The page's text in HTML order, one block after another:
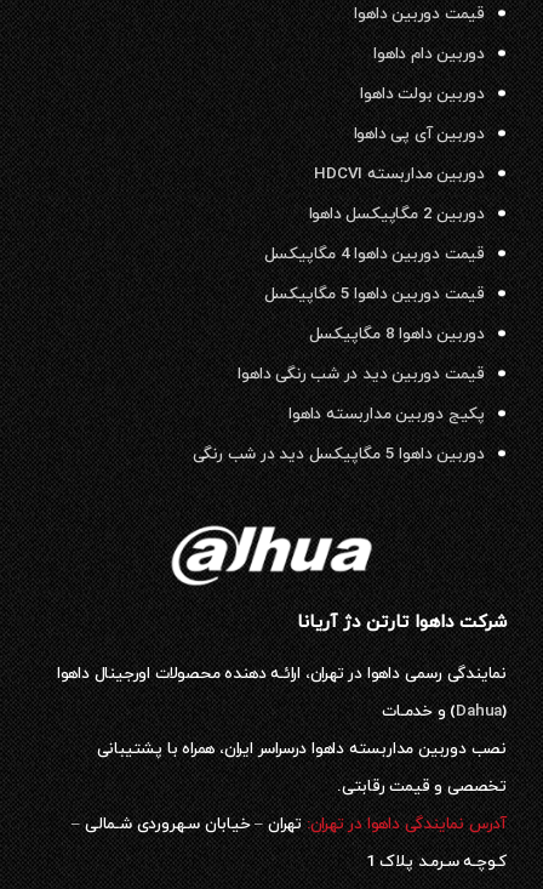
قیمت دوربین داهوا
دوربین دام داهوا
دوربین بولت داهوا
دوربین آی پی داهوا
دوربین مداربسته HDCVI
دوربین 2 مگاپیکسل داهوا
قیمت دوربین داهوا 4 مگاپیکسل
قیمت دوربین داهوا 5 مگاپیکسل
دوربین داهوا 8 مگاپیکسل
قیمت دوربین دید در شب رنگی داهوا
پکیج دوربین مداربسته داهوا
دوربین داهوا 5 مگاپیکسل دید در شب رنگی
شرکت داهوا تارتن دژ آریانا
نمایندگی رسمی داهوا در تهران، ارائـه دهنده محصولات اورجینال داهوا
(
Dahua) و خدمـات
نصب دوربین مداربسته داهوا درسراسر ایران، همراه با پشتیبانی
تخصصی و قیمت رقابتی.
آدرس نمایندگی داهوا در تهران:تهران – خیابان سـهروردی شـمالی –
کـوچـه سـرمـد پلاک 1